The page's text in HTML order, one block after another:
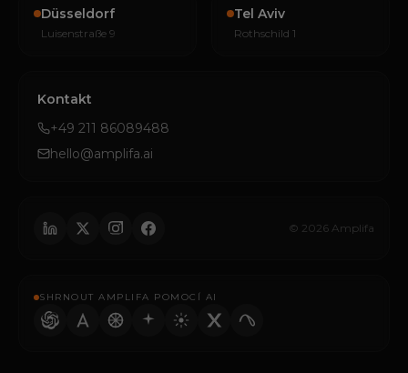
Düsseldorf
Luisenstraße 9
Tel Aviv
Rothschild 1
Kontakt
+49 211 86089488
hello@amplifa.ai
© 2026 Amplifa
SHRNOUT AMPLIFA POMOCÍ AI